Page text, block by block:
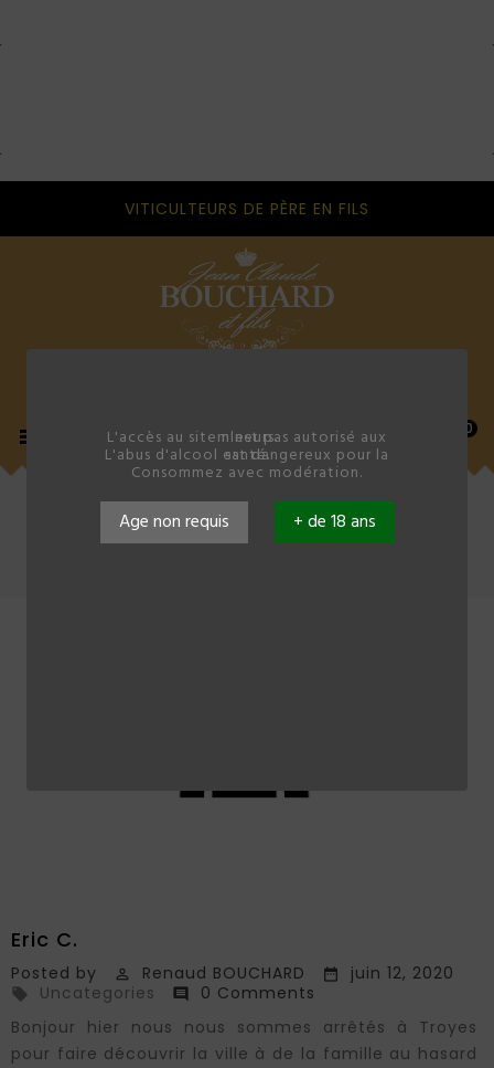
L'accès au site n'est pas autorisé aux mineurs.
L'abus d'alcool est dangereux pour la santé.
Consommez avec modération.
Age non requis + de 18 ans
VITICULTEURS DE PÈRE EN FILS
 0
Eric C.
Posted by  Renaud BOUCHARD  juin 12, 2020
 Uncategories 
0 Comments
Bonjour hier nous nous sommes arrêtés à Troyes
pour faire découvrir la ville à de la famille au hasard